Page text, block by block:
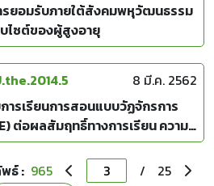
รยอมรับภายใต้สังคมพหุวัฒนธรรม
บไซต์ของผู้สูงอายุ
8 มี.ค. 2562
รเรียนการสอนแบบวัฏจักรการ
ต่อผลสัมฤทธิ์ทางการเรียน ความ
ก้ปัญหา และเจตคติต่อการเรียนวิชา
นชั้นมัธยมศึกษาปีที่ 4 ในสังคมพหุ
ธ์ : 965 /
25